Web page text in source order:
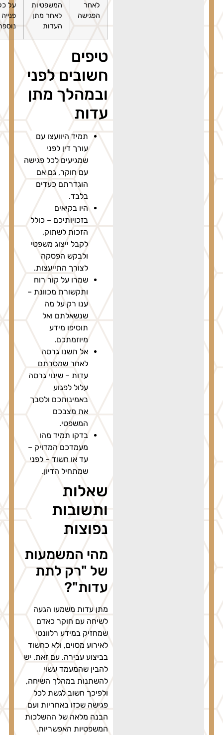
המשפטיות
לאחר מתן
על כל
פנייה
טיפים
חשובים לפני
ובמהלך מתן
עדות
תמיד היוועצו עם
עורך דין לפני
שמגיעים לכל פגישה
עם חוקר, גם אם
הוגדרתם כעדים
בלבד.
היו בקיאים
בזכויותיכם – כולל
הזכות לשתוק,
לקבל ייצוג משפטי
ולבקש הפסקה
לצורך התייעצות.
שמרו על קור רוח
ותקשורת מכוונת –
ענו רק על מה
שנשאלתם ואל
תוסיפו מידע
מיוזמתכם.
אל תשנו גרסה
לאחר שמסרתם
עדות – שינוי גרסה
עלול לפגוע
באמינותכם ולסבך
את מצבכם
המשפטי.
בדקו תמיד מהו
מעמדכם המדויק –
עד או חשוד – לפני
שמתחיל הדיון.
שאלות
ותשובות
נפוצות
מהי המשמעות
של "רק לתת
עדות"?
מתן עדות משמעו הגעה
לשיחה עם חוקר כאדם
שמחזיק במידע רלוונטי
לאירוע מסוים, ולא כחשוד
בביצוע עבירה. עם זאת, יש
להבין שהמעמד עשוי
להשתנות במהלך השיחה,
ולפיכך חשוב לגשת לכל
פגישה שכזו באחריות ועם
הבנה מלאה של ההשלכות
המשפטיות האפשריות.